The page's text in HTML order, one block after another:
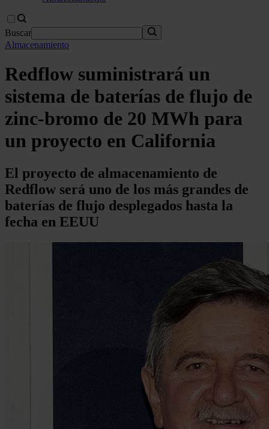
Buscar
Almacenamiento
Redflow suministrará un
sistema de baterías de flujo de
zinc-bromo de 20 MWh para
un proyecto en California
El proyecto de almacenamiento de
Redflow será uno de los más grandes de
baterías de flujo desplegados hasta la
fecha en EEUU